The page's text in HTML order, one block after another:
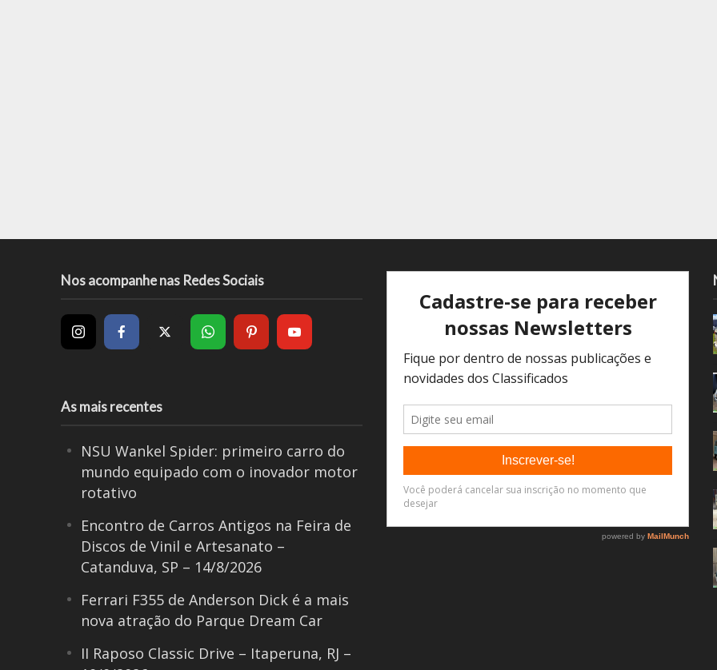
Nos acompanhe nas Redes Sociais
As mais recentes
NSU Wankel Spider: primeiro carro do
mundo equipado com o inovador motor
rotativo
Encontro de Carros Antigos na Feira de
Discos de Vinil e Artesanato –
Catanduva, SP – 14/8/2026
Ferrari F355 de Anderson Dick é a mais
nova atração do Parque Dream Car
II Raposo Classic Drive – Itaperuna, RJ –